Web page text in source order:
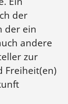
der
der ein
andere
zur
Freiheit(en)